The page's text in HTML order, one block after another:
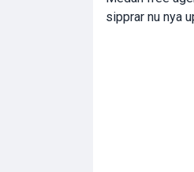
sipprar nu nya